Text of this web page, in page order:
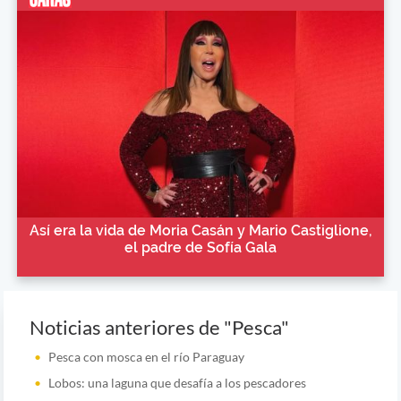
Así era la vida de Moria Casán y Mario Castiglione,
el padre de Sofía Gala
Noticias anteriores de "Pesca"
Pesca con mosca en el río Paraguay
Lobos: una laguna que desafía a los pescadores